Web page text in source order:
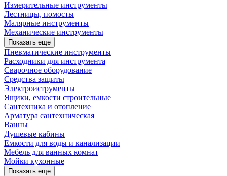
Измерительные инструменты
Лестницы, помосты
Малярные инструменты
Механические инструменты
Показать еще
Пневматические инструменты
Расходники для инструмента
Сварочное оборудование
Средства защиты
Электроиструменты
Ящики, емкости строительные
Сантехника и отопление
Арматура сантехническая
Ванны
Душевые кабины
Емкости для воды и канализации
Мебель для ванных комнат
Мойки кухонные
Показать еще